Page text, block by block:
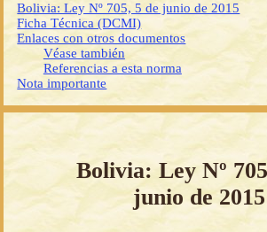
Bolivia: Ley Nº 705, 5 de junio de 2015
Ficha Técnica (DCMI)
Enlaces con otros documentos
Véase también
Referencias a esta norma
Nota importante
Bolivia: Ley Nº
junio de 2015